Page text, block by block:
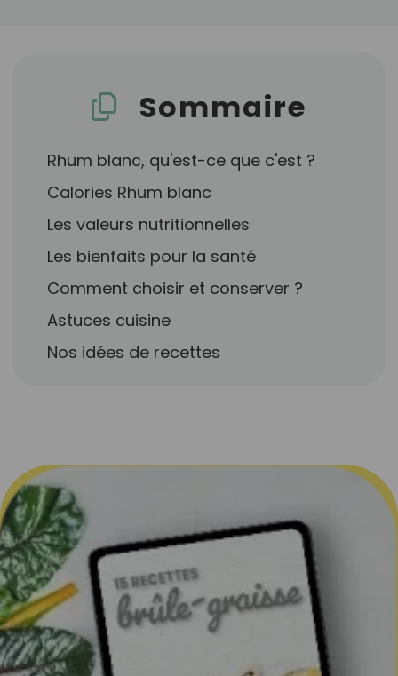
Sommaire
Rhum blanc, qu'est-ce que c'est ?
Calories Rhum blanc
Les valeurs nutritionnelles
Les bienfaits pour la santé
Comment choisir et conserver ?
Astuces cuisine
Nos idées de recettes